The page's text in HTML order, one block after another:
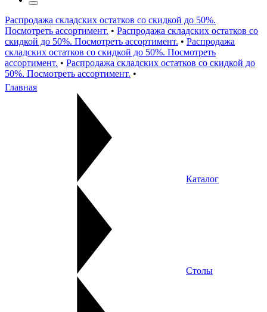
Распродажа складских остатков со скидкой до 50%.
Посмотреть ассортимент. • Распродажа складских остатков со
скидкой до 50%. Посмотреть ассортимент. • Распродажа
складских остатков со скидкой до 50%. Посмотреть
ассортимент. • Распродажа складских остатков со скидкой до
50%. Посмотреть ассортимент. •
Главная
Каталог
Столы